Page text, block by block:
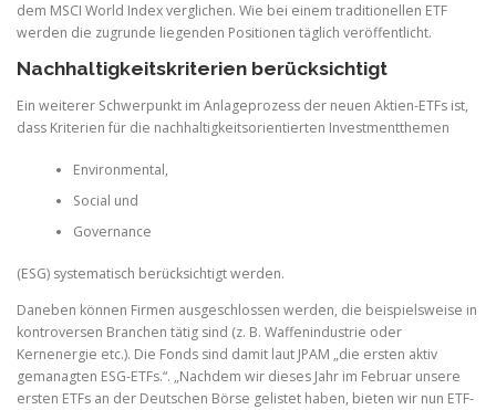
dem MSCI World Index verglichen. Wie bei einem traditionellen ETF
werden die zugrunde liegenden Positionen täglich veröffentlicht.
Nachhaltigkeitskriterien berücksichtigt
Ein weiterer Schwerpunkt im Anlageprozess der neuen Aktien-ETFs ist,
dass Kriterien für die nachhaltigkeitsorientierten Investmentthemen
Environmental,
Social und
Governance
(ESG) systematisch berücksichtigt werden.
Daneben können Firmen ausgeschlossen werden, die beispielsweise in
kontroversen Branchen tätig sind (z. B. Waffenindustrie oder
Kernenergie etc.). Die Fonds sind damit laut JPAM „die ersten aktiv
gemanagten ESG-ETFs.“. „Nachdem wir dieses Jahr im Februar unsere
ersten ETFs an der Deutschen Börse gelistet haben, bieten wir nun ETF-